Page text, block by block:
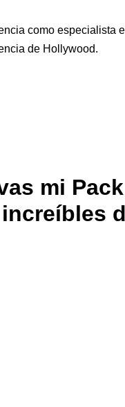
como especialista
de Hollywood.
mi